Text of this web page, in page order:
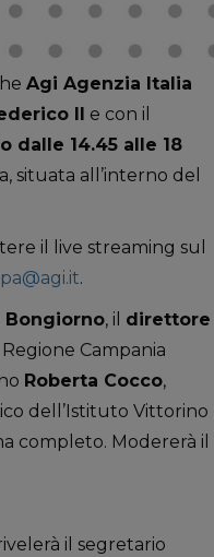
Agi Agenzia Italia
II
e con il
dalle 14.45 alle 18
situata all’interno del
il live streaming sul
.
Bongiorno, il direttore
Campania
Roberta Cocco,
dell’Istituto Vittorino
completo. Modererà il
il segretario